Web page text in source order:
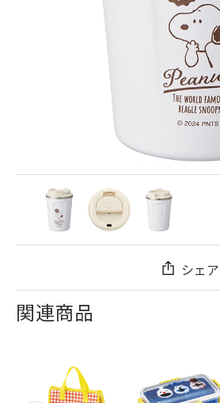
シェ
関連商品